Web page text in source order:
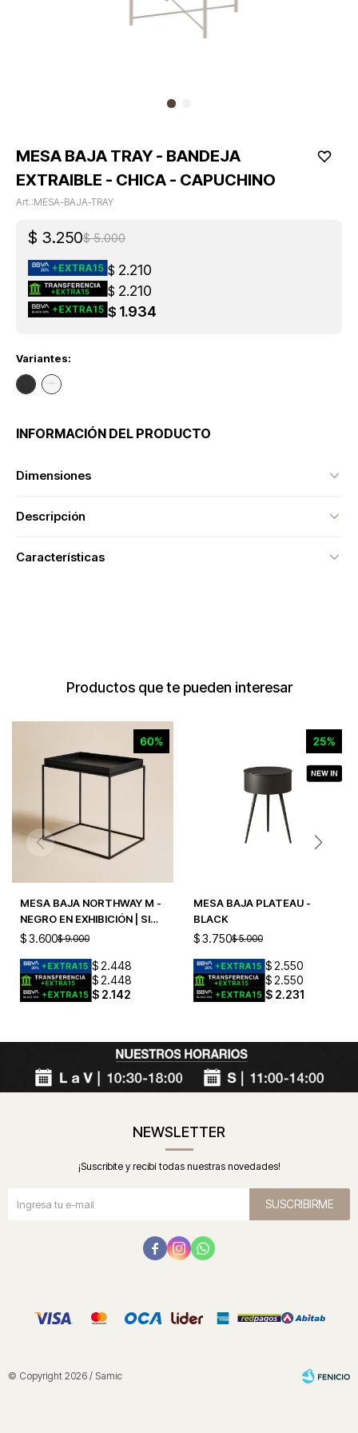
MESA BAJA TRAY - BANDEJA
EXTRAIBLE - CHICA - CAPUCHINO
MESA-BAJA-TRAY
$ 3.250$ 5.000
$ 2.210
$ 2.210
$ 1.934
Variantes:
INFORMACIÓN DEL PRODUCTO
Dimensiones
Descripción
Características
Productos que te pueden interesar
MESA BAJA NORTHWAY M -
NEGRO EN EXHIBICIÓN | SIN
CAMBIO
$3.600$ 9.000
$ 2.448
$ 2.448
$ 2.142
MESA BAJA PLATEAU -
BLACK
$ 3.750$ 5.000
$ 2.550
$ 2.550
$ 2.231
NEWSLETTER
¡Suscribite y recibí todas nuestras novedades!
SUSCRIBIRME
  
© Copyright 2026 / Samic